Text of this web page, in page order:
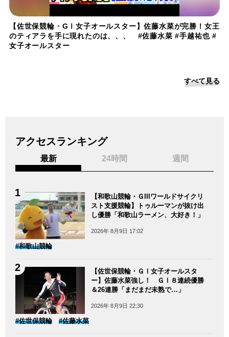
【佐世保競輪・GⅠ女子オールスター】佐藤水菜が完勝！女王
のティアラを手に現れたのは、、、 #佐藤水菜 #手越祐也 #
女子オールスター
すべて見る
アクセスランキング
最新 24時間 週間
【和歌山競輪・ＧIIIワールドサイクリ
スト支援競輪】トゥルーマンが抜け出
し優勝「和歌山ラーメン、大好き！」
2026年 8月9日 17:02
#和歌山競輪
【佐世保競輪・ＧⅠ女子オールスタ
ー】佐藤水菜強し！ ＧⅠ８連続優勝
＆26連勝「まだまだ未熟で…」
2026年 8月9日 22:30
#佐世保競輪 #佐藤水菜